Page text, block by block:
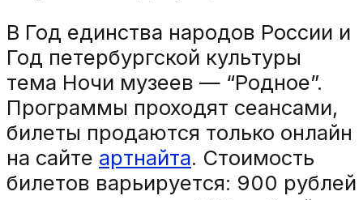
В Год единства народов России и
Год петербургской культуры
тема Ночи музеев — “Родное”.
Программы проходят сеансами,
билеты продаются только онлайн
на сайте артнайта. Стоимость
билетов варьируется: 900 рублей